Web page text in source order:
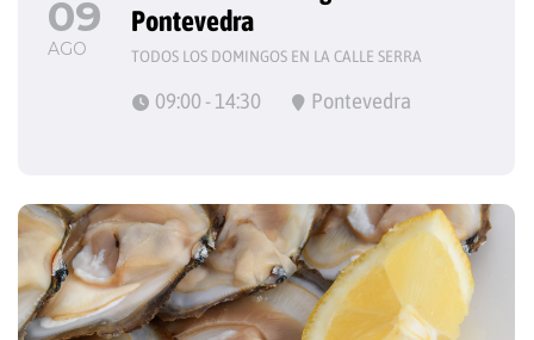
09
AGO
Pontevedra
TODOS LOS DOMINGOS EN LA CALLE SERRA
09:00 - 14:30 Pontevedra